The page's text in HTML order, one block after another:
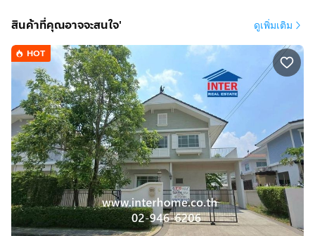
สินค้าที่คุณอาจจะสนใจ' ดูเพิ่มเติม
HOT